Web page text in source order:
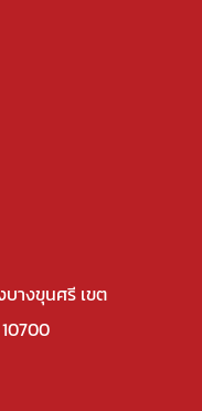
างขุนศรี เขต